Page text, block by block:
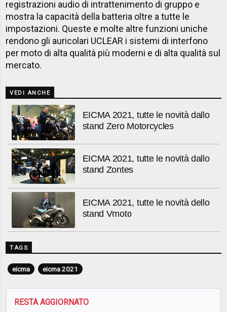
registrazioni audio di intrattenimento di gruppo e
mostra la capacità della batteria oltre a tutte le
impostazioni. Queste e molte altre funzioni uniche
rendono gli auricolari UCLEAR i sistemi di interfono
per moto di alta qualità più moderni e di alta qualità sul
mercato.
VEDI ANCHE
EICMA 2021, tutte le novità dallo
stand Zero Motorcycles
EICMA 2021, tutte le novità dallo
stand Zontes
EICMA 2021, tutte le novità dello
stand Vmoto
TAGS
eicma eicma 2021
RESTA AGGIORNATO